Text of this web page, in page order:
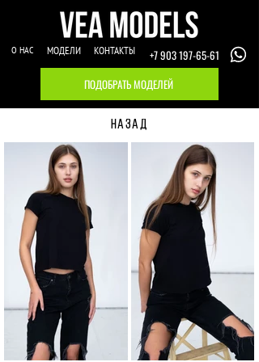
О НАС МОДЕЛИ КОНТАКТЫ
+7 903 197-65-61
ПОДОБРАТЬ МОДЕЛЕЙ
НАЗАД